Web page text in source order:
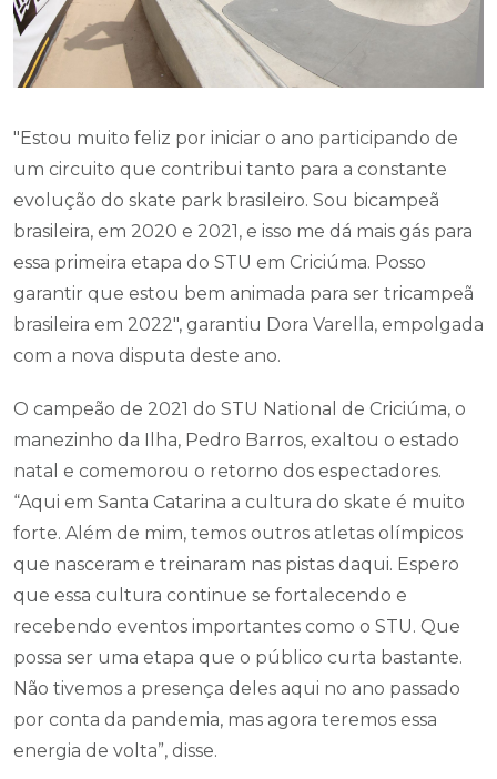
"Estou muito feliz por iniciar o ano participando de
um circuito que contribui tanto para a constante
evolução do skate park brasileiro. Sou bicampeã
brasileira, em 2020 e 2021, e isso me dá mais gás para
essa primeira etapa do STU em Criciúma. Posso
garantir que estou bem animada para ser tricampeã
brasileira em 2022", garantiu Dora Varella, empolgada
com a nova disputa deste ano.
O campeão de 2021 do STU National de Criciúma, o
manezinho da Ilha, Pedro Barros, exaltou o estado
natal e comemorou o retorno dos espectadores.
“Aqui em Santa Catarina a cultura do skate é muito
forte. Além de mim, temos outros atletas olímpicos
que nasceram e treinaram nas pistas daqui. Espero
que essa cultura continue se fortalecendo e
recebendo eventos importantes como o STU. Que
possa ser uma etapa que o público curta bastante.
Não tivemos a presença deles aqui no ano passado
por conta da pandemia, mas agora teremos essa
energia de volta”, disse.